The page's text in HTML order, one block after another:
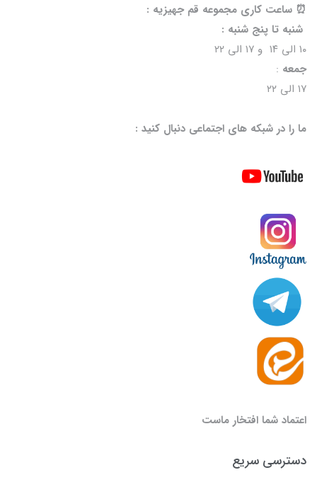
⏰️ ساعت کاری مجموعه قم جهیزیه :
شنبه تا پنج شنبه :
۱۰ الی ۱۴ و ۱۷ الی ۲۲
جمعه :
۱۷ الی ۲۲
ما را در شبکه های اجتماعی دنبال کنید :
اعتماد شما افتخار ماست
دسترسی سریع